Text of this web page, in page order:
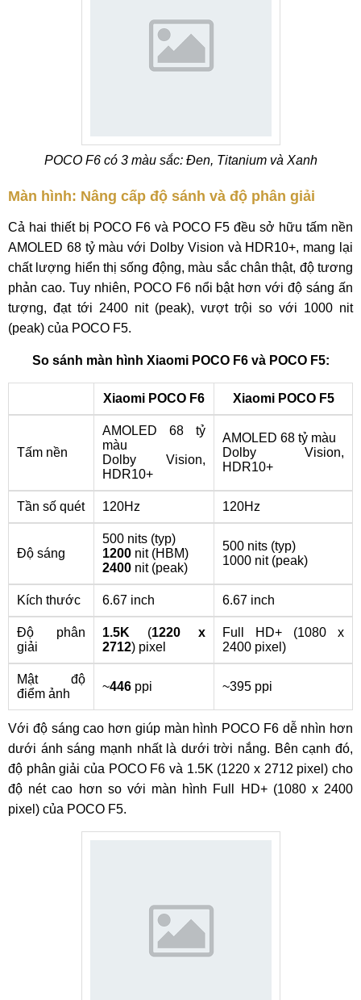
POCO F6 có 3 màu sắc: Đen, Titanium và Xanh
Màn hình: Nâng cấp độ sánh và độ phân giải
Cả hai thiết bị POCO F6 và POCO F5 đều sở hữu tấm nền
AMOLED 68 tỷ màu với Dolby Vision và HDR10+, mang lại
chất lượng hiển thị sống động, màu sắc chân thật, độ tương
phản cao. Tuy nhiên, POCO F6 nổi bật hơn với độ sáng ấn
tượng, đạt tới 2400 nit (peak), vượt trội so với 1000 nit
(peak) của POCO F5.
So sánh màn hình Xiaomi POCO F6 và POCO F5:
Xiaomi POCO F6 Xiaomi POCO F5
Tấm nền
AMOLED 68 tỷ
màu
Dolby Vision,
HDR10+
AMOLED 68 tỷ màu
Dolby Vision,
HDR10+
Tần số quét 120Hz 120Hz
Độ sáng
500 nits (typ)
1200 nit (HBM)
2400 nit (peak)
500 nits (typ)
1000 nit (peak)
Kích thước 6.67 inch 6.67 inch
Độ phân
giải
1.5K (1220 x
2712) pixel
Full HD+ (1080 x
2400 pixel)
Mật độ
điểm ảnh
~446 ppi ~395 ppi
Với độ sáng cao hơn giúp màn hình POCO F6 dễ nhìn hơn
dưới ánh sáng mạnh nhất là dưới trời nắng. Bên cạnh đó,
độ phân giải của POCO F6 và 1.5K (1220 x 2712 pixel) cho
độ nét cao hơn so với màn hình Full HD+ (1080 x 2400
pixel) của POCO F5.